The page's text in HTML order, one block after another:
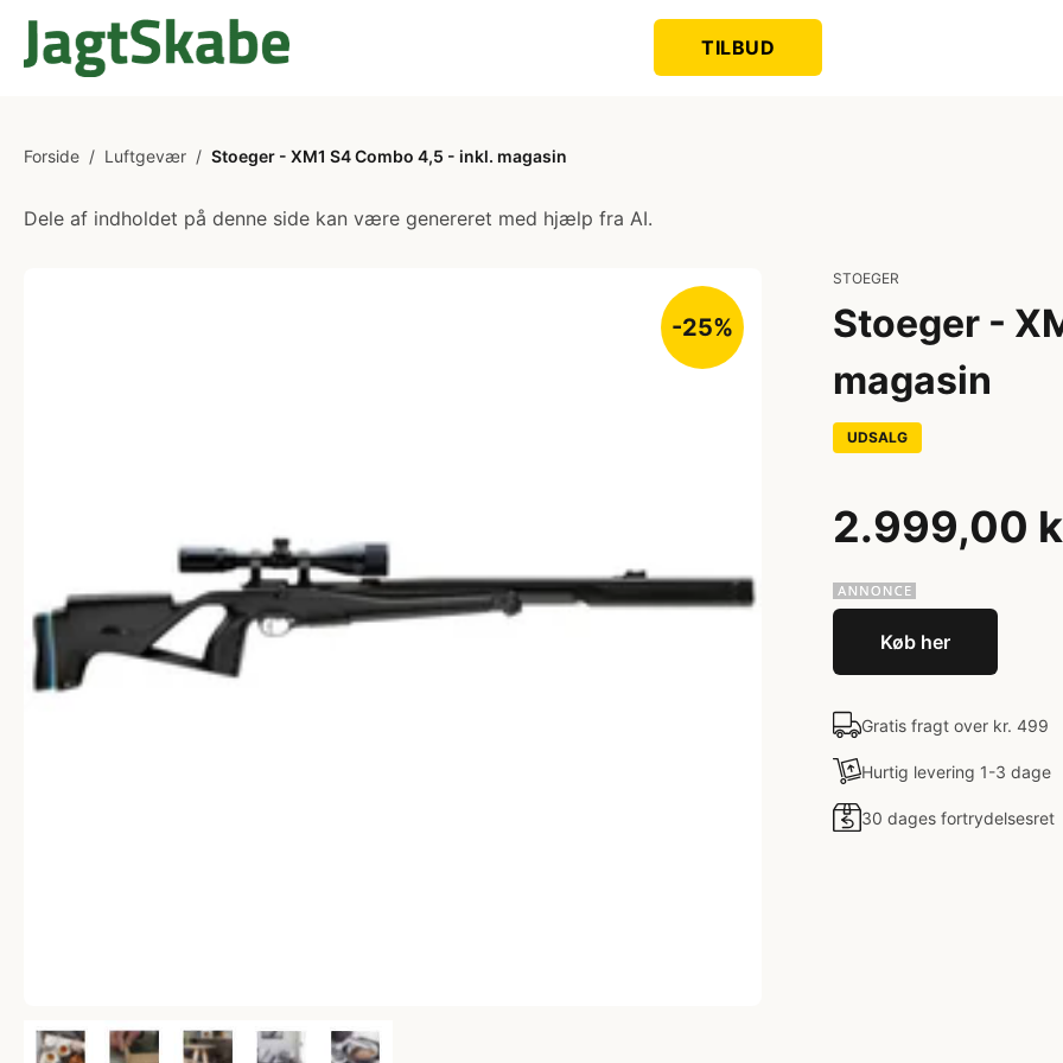
TILBUD
Forside / Luftgevær / Stoeger - XM1 S4 Combo 4,5 - inkl. magasin
Dele af indholdet på denne side kan være genereret med hjælp fra AI.
-25%
STOEGER
Stoeger -
magasin
UDSALG
2.999,00
Køb her
Gratis fragt over kr. 499
Hurtig levering 1-3 dage
30 dages fortrydelsesret